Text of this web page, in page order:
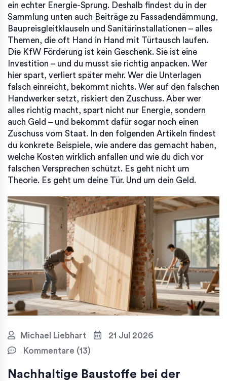
ein echter Energie-Sprung. Deshalb findest du in der
Sammlung unten auch Beiträge zu Fassadendämmung,
Baupreisgleitklauseln und Sanitärinstallationen – alles
Themen, die oft Hand in Hand mit Türtausch laufen.
Die KfW Förderung ist kein Geschenk. Sie ist eine
Investition – und du musst sie richtig anpacken. Wer
hier spart, verliert später mehr. Wer die Unterlagen
falsch einreicht, bekommt nichts. Wer auf den falschen
Handwerker setzt, riskiert den Zuschuss. Aber wer
alles richtig macht, spart nicht nur Energie, sondern
auch Geld – und bekommt dafür sogar noch einen
Zuschuss vom Staat. In den folgenden Artikeln findest
du konkrete Beispiele, wie andere das gemacht haben,
welche Kosten wirklich anfallen und wie du dich vor
falschen Versprechen schützt. Es geht nicht um
Theorie. Es geht um deine Tür. Und um dein Geld.
Michael Liebhart
21 Jul 2026
Kommentare (13)
Nachhaltige Baustoffe bei der